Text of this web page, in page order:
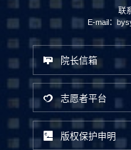
联
E-mail：
院长信箱
志愿者平台
版权保护申明